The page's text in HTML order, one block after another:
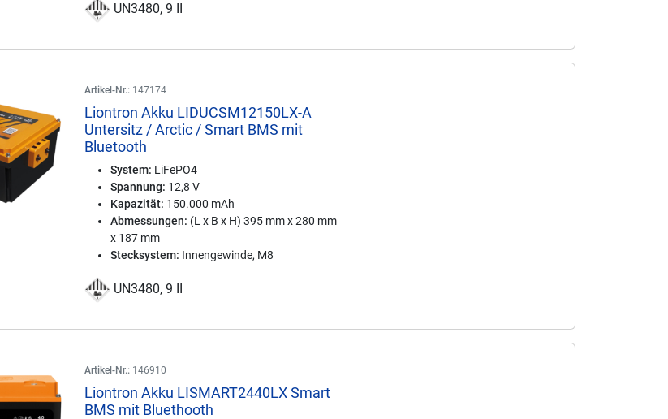
UN3480, 9 II
Artikel-Nr.: 147174
Liontron Akku LIDUCSM12150LX-A
Untersitz / Arctic / Smart BMS mit
Bluetooth
System: LiFePO4
Spannung: 12,8 V
Kapazität: 150.000 mAh
Abmessungen: (L x B x H) 395 mm x 280 mm
x 187 mm
Stecksystem: Innengewinde, M8
UN3480, 9 II
Artikel-Nr.: 146910
Liontron Akku LISMART2440LX Smart
BMS mit Bluethooth